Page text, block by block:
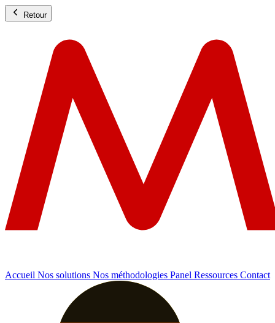
Retour
Accueil Nos solutions Nos méthodologies Panel Ressources Contact